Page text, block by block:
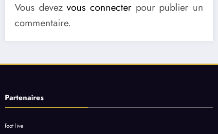
Vous devezvous connecter pour publier un
commentaire.
Partenaires
foot live